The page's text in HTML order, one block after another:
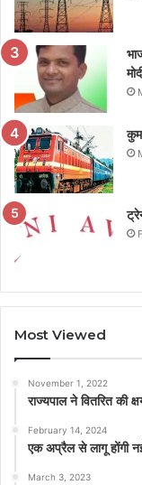
Most Viewed
November 1, 2022
राज्यपाल ने वितरित की
February 14, 2024
एक अप्रैल से लागू होंगी
March 3, 2023